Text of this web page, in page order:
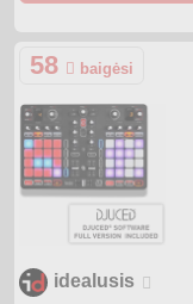
58 baigėsi
idealusis